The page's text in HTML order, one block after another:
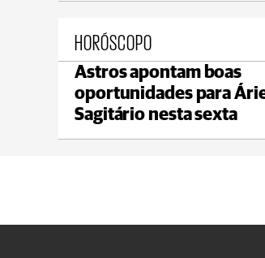
HORÓSCOPO
Astros apontam boas
oportunidades para
Sagitário nesta sexta
Ponta
max 21°C